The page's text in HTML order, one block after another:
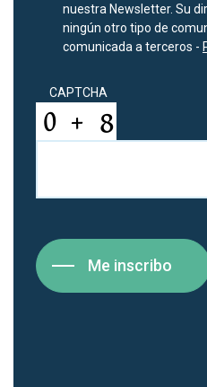
nuestra Newsletter. Su
ningún otro tipo de
comunicada a terceros -
CAPTCHA
Me inscribo